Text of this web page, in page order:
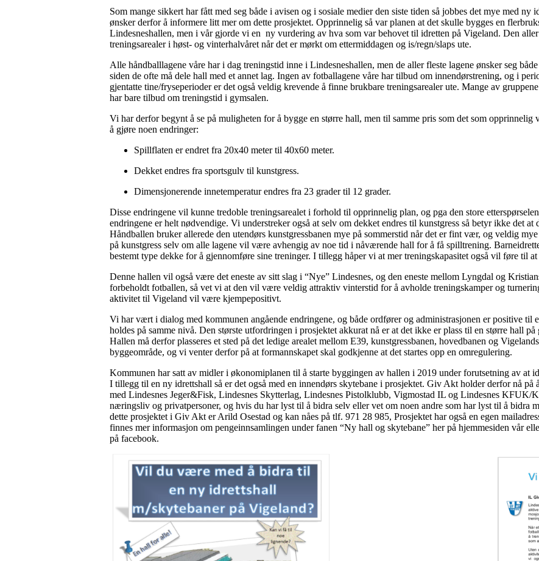
Som mange sikkert har fått med seg både i avisen og i sosiale medier den siste tiden så jobbes det mye med ny
ønsker derfor å informere litt mer om dette prosjektet. Opprinnelig så var planen at det skulle bygges en
Lindesneshallen, men i vår gjorde vi en ny vurdering av hva som var behovet til idretten på Vigeland. Den
treningsarealer i høst- og vinterhalvåret når det er mørkt om ettermiddagen og is/regn/slaps ute.
Alle håndballlagene våre har i dag treningstid inne i Lindesneshallen, men de aller fleste lagene ønsker seg
siden de ofte må dele hall med et annet lag. Ingen av fotballagene våre har tilbud om innendørstrening, og i
gjentatte tine/fryseperioder er det også veldig krevende å finne brukbare treningsarealer ute. Mange av
har bare tilbud om treningstid i gymsalen.
Vi har derfor begynt å se på muligheten for å bygge en større hall, men til samme pris som det som
å gjøre noen endringer:
Spillflaten er endret fra 20x40 meter til 40x60 meter.
Dekket endres fra sportsgulv til kunstgress.
Dimensjonerende innetemperatur endres fra 23 grader til 12 grader.
Disse endringene vil kunne tredoble treningsarealet i forhold til opprinnelig plan, og pga den store
endringene er helt nødvendige. Vi understreker også at selv om dekket endres til kunstgress så betyr ikke det
Håndballen bruker allerede den utendørs kunstgressbanen mye på sommerstid når det er fint vær, og veldig
på kunstgress selv om alle lagene vil være avhengig av noe tid i nåværende hall for å få spilltrening.
bestemt type dekke for å gjennomføre sine treninger. I tillegg håper vi at mer treningskapasitet også vil føre til
Denne hallen vil også være det eneste av sitt slag i “Nye” Lindesnes, og den eneste mellom Lyngdal og
forbeholdt fotballen, så vet vi at den vil være veldig attraktiv vinterstid for å avholde treningskamper og
aktivitet til Vigeland vil være kjempepositivt.
Vi har vært i dialog med kommunen angående endringene, og både ordfører og administrasjonen er positive til
holdes på samme nivå. Den største utfordringen i prosjektet akkurat nå er at det ikke er plass til en større hall
Hallen må derfor plasseres et sted på det ledige arealet mellom E39, kunstgressbanen, hovedbanen og
byggeområde, og vi venter derfor på at formannskapet skal godkjenne at det startes opp en omregulering.
Kommunen har satt av midler i økonomiplanen til å starte byggingen av hallen i 2019 under forutsetning av at
I tillegg til en ny idrettshall så er det også med en innendørs skytebane i prosjektet. Giv Akt holder derfor nå på
med Lindesnes Jeger&Fisk, Lindesnes Skytterlag, Lindesnes Pistolklubb, Vigmostad IL og Lindesnes
næringsliv og privatpersoner, og hvis du har lyst til å bidra selv eller vet om noen andre som har lyst til å bidra
dette prosjektet i Giv Akt er Arild Osestad og kan nåes på tlf. 971 28 985, Prosjektet har også en egen
finnes mer informasjon om pengeinnsamlingen under fanen “Ny hall og skytebane” her på hjemmesiden vår
på facebook.